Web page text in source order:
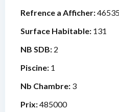
Refrence a Afficher:
Surface Habitable: 131
NB SDB: 2
Piscine: 1
Nb Chambre: 3
Prix:485000